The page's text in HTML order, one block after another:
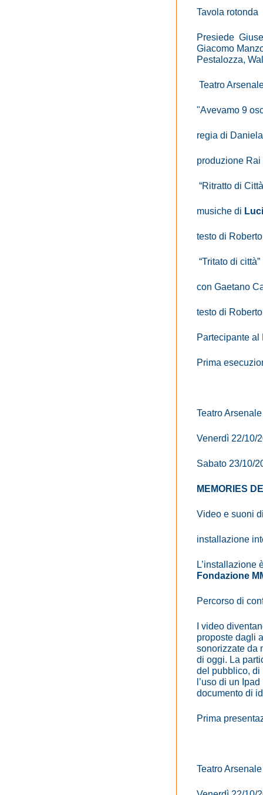
Tavola rotonda
Presiede
Giacomo
Pestalozza,
Teatro
"Avevamo 9
regia di
produzione
“Ritratto di
musiche di
testo di
“Tritato di
con Gaetano
testo di
Partecipante al
Prima
Teatro
Venerdì 22/10/
Sabato 23/10/
MEMORIES
Video e suoni
installazione
L’installazione
Fondazione
Percorso di
I video
proposte dagli
sonorizzate da
di oggi. La
del pubblico, di
l’uso di un
documento di
Prima
Teatro